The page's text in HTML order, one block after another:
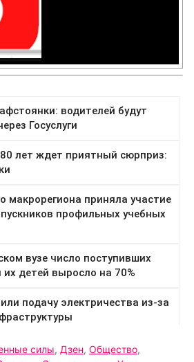
силы, Дзен, Общество,